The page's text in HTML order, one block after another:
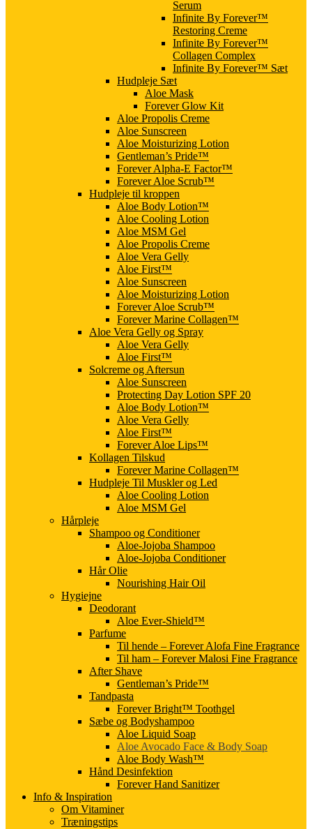
Serum
Infinite By Forever™
Restoring Creme
Infinite By Forever™
Collagen Complex
Infinite By Forever™ Sæt
Hudpleje Sæt
Aloe Mask
Forever Glow Kit
Aloe Propolis Creme
Aloe Sunscreen
Aloe Moisturizing Lotion
Gentleman’s Pride™
Forever Alpha-E Factor™
Forever Aloe Scrub™
Hudpleje til kroppen
Aloe Body Lotion™
Aloe Cooling Lotion
Aloe MSM Gel
Aloe Propolis Creme
Aloe Vera Gelly
Aloe First™
Aloe Sunscreen
Aloe Moisturizing Lotion
Forever Aloe Scrub™
Forever Marine Collagen™
Aloe Vera Gelly og Spray
Aloe Vera Gelly
Aloe First™
Solcreme og Aftersun
Aloe Sunscreen
Protecting Day Lotion SPF 20
Aloe Body Lotion™
Aloe Vera Gelly
Aloe First™
Forever Aloe Lips™
Kollagen Tilskud
Forever Marine Collagen™
Hudpleje Til Muskler og Led
Aloe Cooling Lotion
Aloe MSM Gel
Hårpleje
Shampoo og Conditioner
Aloe-Jojoba Shampoo
Aloe-Jojoba Conditioner
Hår Olie
Nourishing Hair Oil
Hygiejne
Deodorant
Aloe Ever-Shield™
Parfume
Til hende – Forever Alofa Fine Fragrance
Til ham – Forever Malosi Fine Fragrance
After Shave
Gentleman’s Pride™
Tandpasta
Forever Bright™ Toothgel
Sæbe og Bodyshampoo
Aloe Liquid Soap
Aloe Avocado Face & Body Soap
Aloe Body Wash™
Hånd Desinfektion
Forever Hand Sanitizer
Info & Inspiration
Om Vitaminer
Træningstips